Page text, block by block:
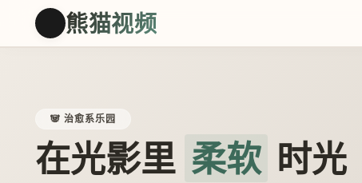
熊猫视频
🐼 治愈系乐园
在光影里 柔软 时光